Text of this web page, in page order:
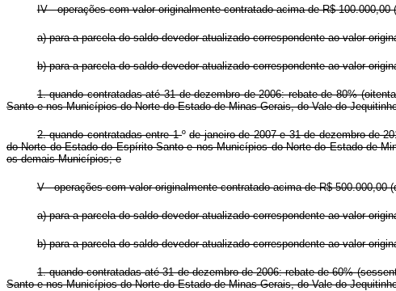
IV - operações com valor originalmente contratado acima de R$
a) para a parcela do saldo devedor atualizado correspondente ao valor
b) para a parcela do saldo devedor atualizado correspondente ao valor
1. quando contratadas até 31 de dezembro de 2006: rebate de 80%
Santo e nos Municípios do Norte do Estado de Minas Gerais, do Vale do
2. quando contratadas entre 1ºde janeiro de 2007 e 31 de dezembro de
do Norte do Estado do Espírito Santo e nos Municípios do Norte do Estado de
os demais Municípios; e
V - operações com valor originalmente contratado acima de R$
a) para a parcela do saldo devedor atualizado correspondente ao valor
b) para a parcela do saldo devedor atualizado correspondente ao valor
1. quando contratadas até 31 de dezembro de 2006: rebate de 60%
Santo e nos Municípios do Norte do Estado de Minas Gerais, do Vale do